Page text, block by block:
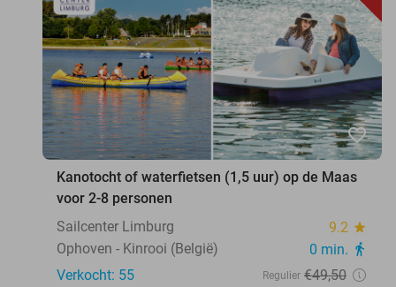
favorite_border
Kanotocht of waterfietsen (1,5 uur) op de Maas
voor 2-8 personen
Sailcenter Limburg
9.2 star
Ophoven - Kinrooi (België) 0 min. directions_walk
Verkocht: 55 Regulier €49,50